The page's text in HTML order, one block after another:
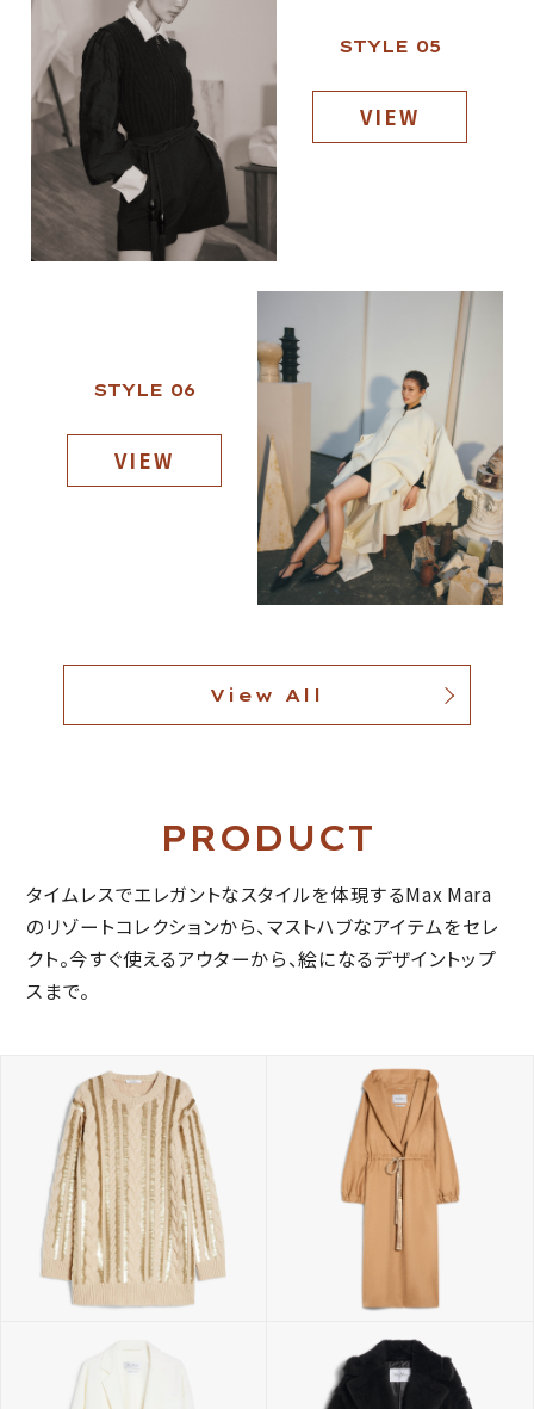
STYLE 05
VIEW
STYLE 06
VIEW
View All
PRODUCT
タイムレスでエレガントなスタイルを体現するMax Mara
のリゾートコレクションから、マストハブなアイテムをセレ
クト。今すぐ使えるアウターから、絵になるデザイントップ
スまで。